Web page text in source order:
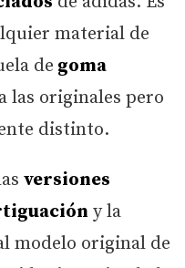
material de
de goma
las originales pero
distinto.
versiones
y la
modelo original de